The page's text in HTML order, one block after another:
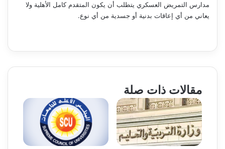
مدارس التمريض العسكري يتطلب أن يكون المتقدم كامل الأهلية ولا
يعاني من أي إعاقات بدنية أو جسدية من أي نوع.
مقالات ذات صلة